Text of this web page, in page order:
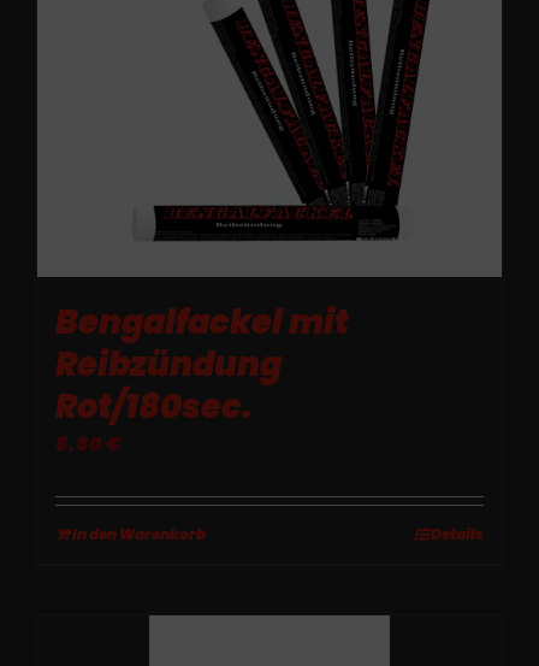
Bengalfackel mit
Reibzündung
Rot/180sec.
8,50€
In den Warenkorb Details